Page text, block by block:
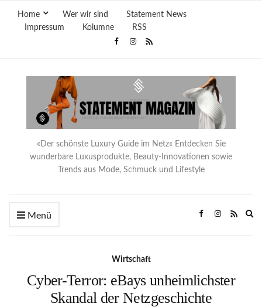
Home Wer wir sind
Statement News
Impressum
Kolumne RSS
«Der schönste Luxury Guide im Netz« Entdecken Sie
wunderbare Luxusprodukte, Beauty-Innovationen sowie
Trends aus Mode, Schmuck und Lifestyle
Menü
Wirtschaft
Cyber-Terror: eBays unheimlichster
Skandal der Netzgeschichte